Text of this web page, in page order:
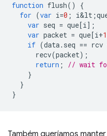
function flush()
{
for (var i=0 ; i&lt ;
var seq = que[i];
var packet = que[i+1
if (data. seq == rcv
recv(packet);
return ;
// wait
}
}
}
Também queríamos